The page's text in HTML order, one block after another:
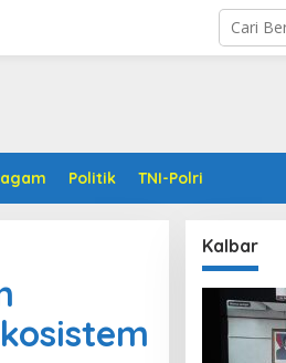
Politik TNI-Polri
Kalbar